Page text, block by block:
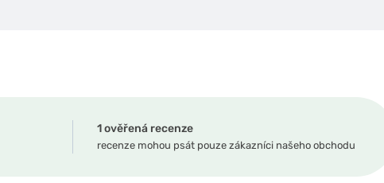
1 ověřená recenze
recenze mohou psát pouze zákazníci našeho obchodu